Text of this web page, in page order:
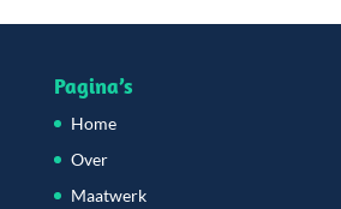
Pagina’s
Home
Over
Maatwerk